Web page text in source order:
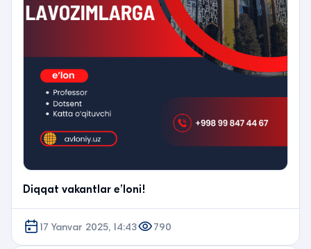
Diqqat vakantlar eʼloni!
17 Yanvar 2025, 14:43 790